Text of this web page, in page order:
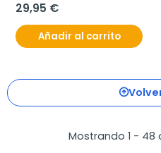
29,95 €
Añadir al carrito
Mostrando 1 - 48